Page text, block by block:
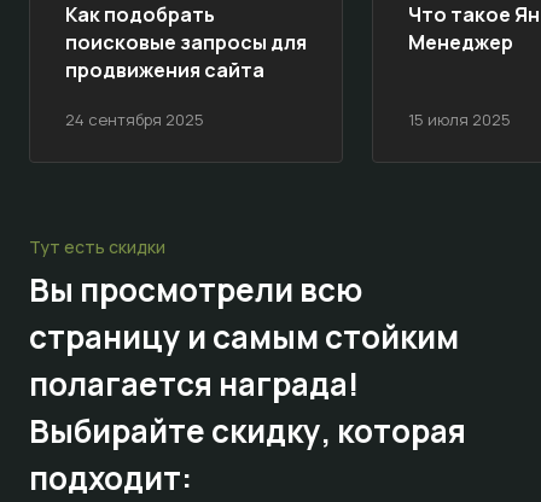
24 сентября 2025
Как подобрать
поисковые запросы для
продвижения сайта
15 июля 2025
Что такое
Менеджер
Тут есть скидки
Вы просмотрели всю
страницу и самым стойким
полагается награда!
Выбирайтескидку, которая
подходит: